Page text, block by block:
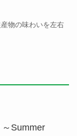
物の味わいを左右
～Summer